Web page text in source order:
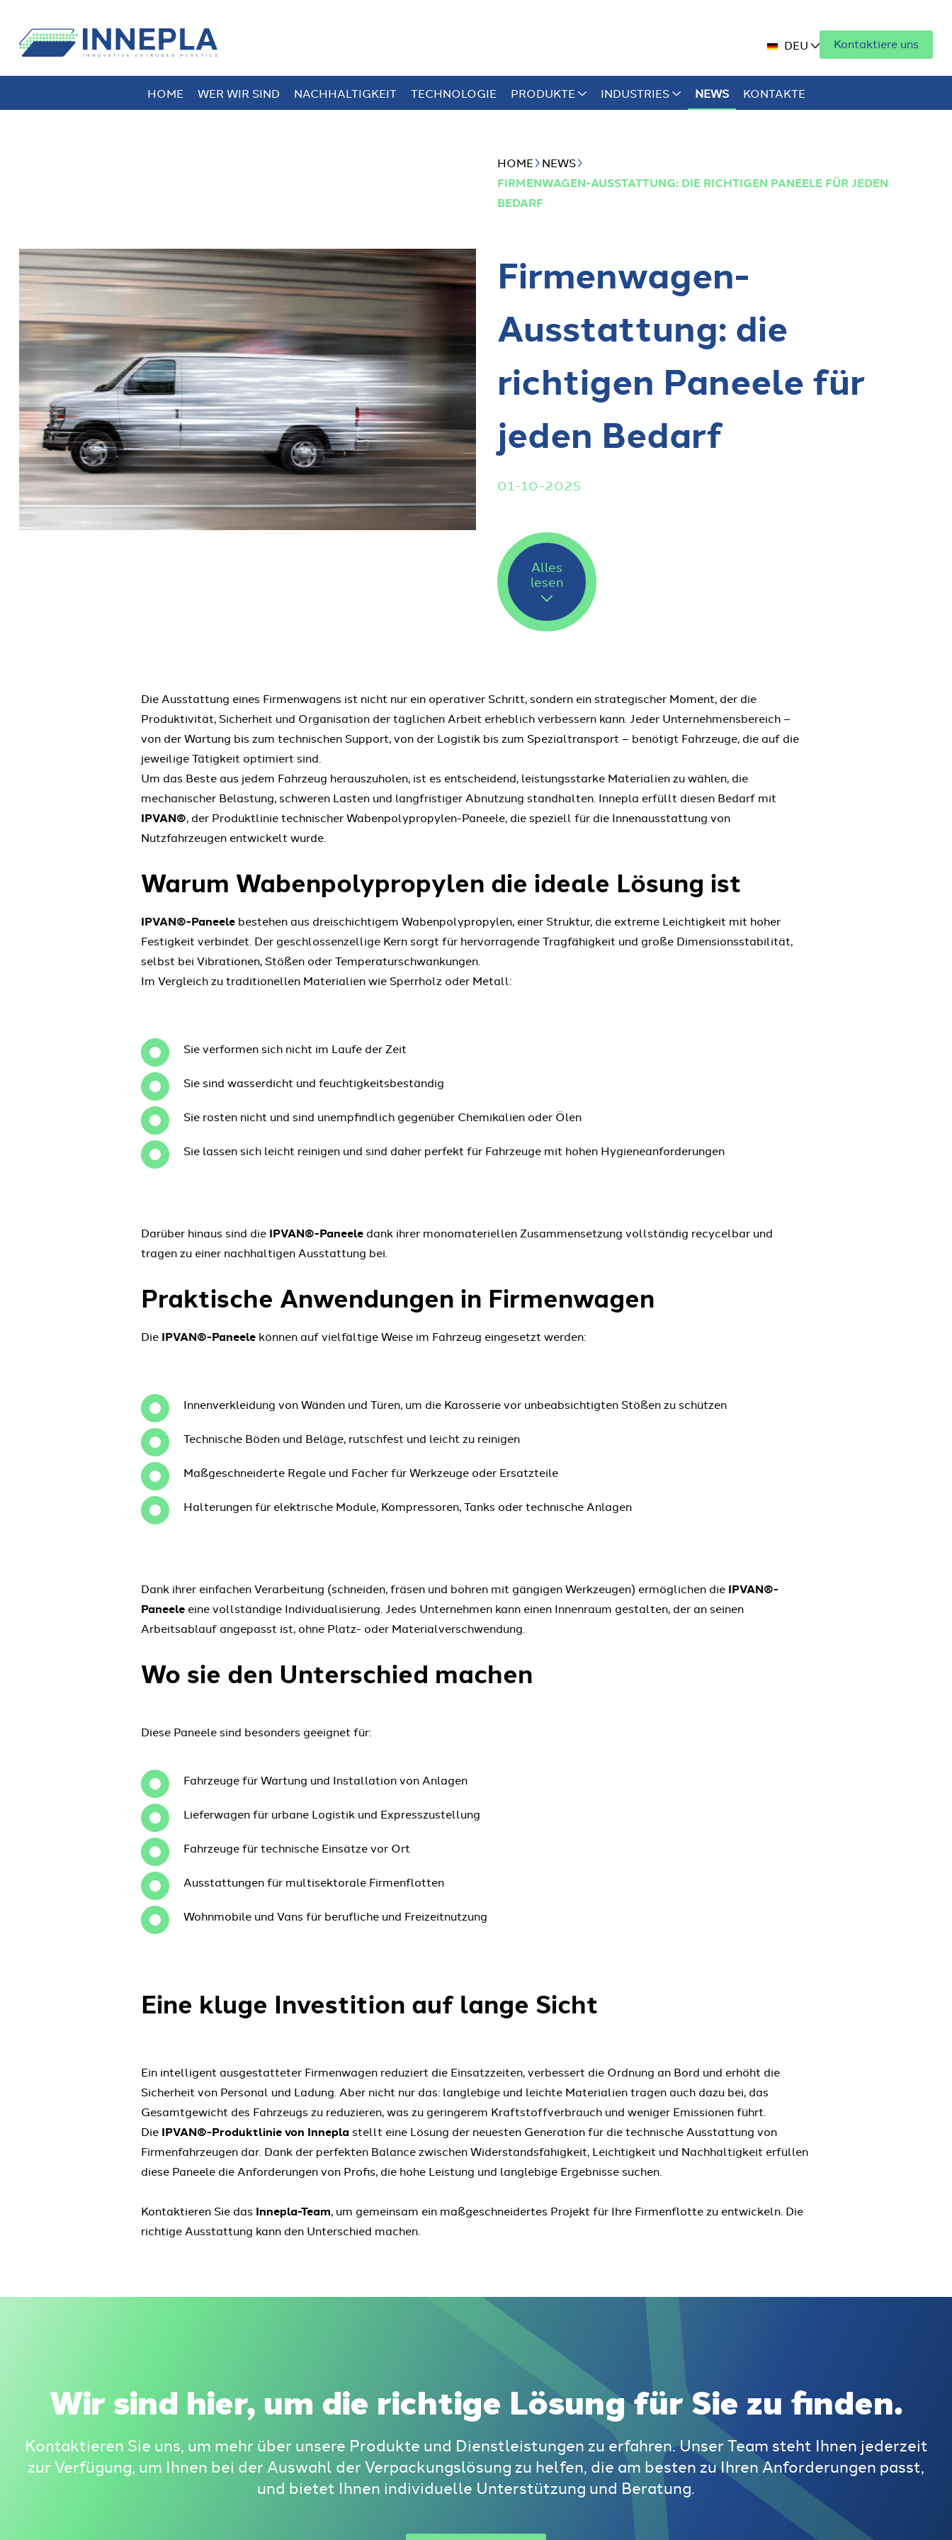
DEU Kontaktiere uns
HOME WER WIR SIND NACHHALTIGKEIT TECHNOLOGIE PRODUKTE INDUSTRIES NEWS KONTAKTE
HOME NEWS
FIRMENWAGEN-AUSSTATTUNG: DIE RICHTIGEN PANEELE FÜR JEDEN
BEDARF
Firmenwagen-
Ausstattung: die
richtigen Paneele für
jeden Bedarf
01-10-2025
Alles
lesen
Die Ausstattung eines Firmenwagens ist nicht nur ein operativer Schritt, sondern ein strategischer Moment, der die
Produktivität, Sicherheit und Organisation der täglichen Arbeit erheblich verbessern kann. Jeder Unternehmensbereich –
von der Wartung bis zum technischen Support, von der Logistik bis zum Spezialtransport – benötigt Fahrzeuge, die auf die
jeweilige Tätigkeit optimiert sind.
Um das Beste aus jedem Fahrzeug herauszuholen, ist es entscheidend, leistungsstarke Materialien zu wählen, die
mechanischer Belastung, schweren Lasten und langfristiger Abnutzung standhalten. Innepla erfüllt diesen Bedarf mit
IPVAN®, der Produktlinie technischer Wabenpolypropylen-Paneele, die speziell für die Innenausstattung von
Nutzfahrzeugen entwickelt wurde.
Warum Wabenpolypropylen die ideale Lösung ist
IPVAN®-Paneelebestehen aus dreischichtigem Wabenpolypropylen, einer Struktur, die extreme Leichtigkeit mit hoher
Festigkeit verbindet. Der geschlossenzellige Kern sorgt für hervorragende Tragfähigkeit und große Dimensionsstabilität,
selbst bei Vibrationen, Stößen oder Temperaturschwankungen.
Im Vergleich zu traditionellen Materialien wie Sperrholz oder Metall:
Sie verformen sich nicht im Laufe der Zeit
Sie sind wasserdicht und feuchtigkeitsbeständig
Sie rosten nicht und sind unempfindlich gegenüber Chemikalien oder Ölen
Sie lassen sich leicht reinigen und sind daher perfekt für Fahrzeuge mit hohen Hygieneanforderungen
Darüber hinaus sind die IPVAN®-Paneeledank ihrer monomateriellen Zusammensetzung vollständig recycelbar und
tragen zu einer nachhaltigen Ausstattung bei.
Praktische Anwendungen in Firmenwagen
Die IPVAN®-Paneelekönnen auf vielfältige Weise im Fahrzeug eingesetzt werden:
Innenverkleidung von Wänden und Türen, um die Karosserie vor unbeabsichtigten Stößen zu schützen
Technische Böden und Beläge, rutschfest und leicht zu reinigen
Maßgeschneiderte Regale und Fächer für Werkzeuge oder Ersatzteile
Halterungen für elektrische Module, Kompressoren, Tanks oder technische Anlagen
Dank ihrer einfachen Verarbeitung (schneiden, fräsen und bohren mit gängigen Werkzeugen) ermöglichen die IPVAN®-
Paneeleeine vollständige Individualisierung. Jedes Unternehmen kann einen Innenraum gestalten, der an seinen
Arbeitsablauf angepasst ist, ohne Platz- oder Materialverschwendung.
Wo sie den Unterschied machen
Diese Paneele sind besonders geeignet für:
Fahrzeuge für Wartung und Installation von Anlagen
Lieferwagen für urbane Logistik und Expresszustellung
Fahrzeuge für technische Einsätze vor Ort
Ausstattungen für multisektorale Firmenflotten
Wohnmobile und Vans für berufliche und Freizeitnutzung
Eine kluge Investition auf lange Sicht
Ein intelligent ausgestatteter Firmenwagen reduziert die Einsatzzeiten, verbessert die Ordnung an Bord und erhöht die
Sicherheit von Personal und Ladung. Aber nicht nur das: langlebige und leichte Materialien tragen auch dazu bei, das
Gesamtgewicht des Fahrzeugs zu reduzieren, was zu geringerem Kraftstoffverbrauch und weniger Emissionen führt.
Die IPVAN®-Produktlinie von Innepla stellt eine Lösung der neuesten Generation für die technische Ausstattung von
Firmenfahrzeugen dar. Dank der perfekten Balance zwischen Widerstandsfähigkeit, Leichtigkeit und Nachhaltigkeit erfüllen
diese Paneele die Anforderungen von Profis, die hohe Leistung und langlebige Ergebnisse suchen.
Kontaktieren Sie das Innepla-Team, um gemeinsam ein maßgeschneidertes Projekt für Ihre Firmenflotte zu entwickeln. Die
richtige Ausstattung kann den Unterschied machen.
Wir sind hier, um die richtige Lösung für Sie zu finden.
Kontaktieren Sie uns, um mehr über unsere Produkte und Dienstleistungen zu erfahren. Unser Team steht Ihnen jederzeit
zur Verfügung, um Ihnen bei der Auswahl der Verpackungslösung zu helfen, die am besten zu Ihren Anforderungen passt,
und bietet Ihnen individuelle Unterstützung und Beratung.